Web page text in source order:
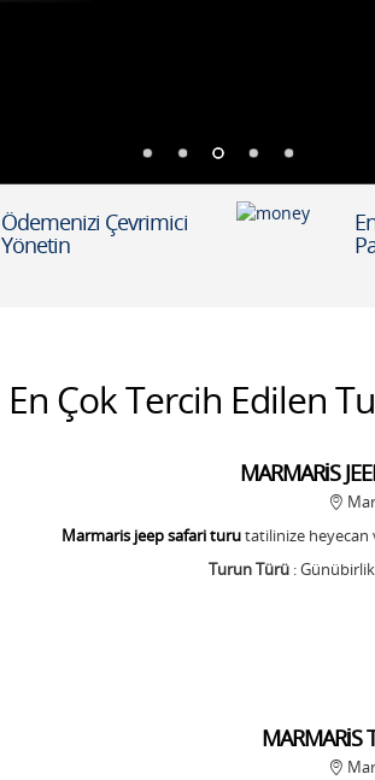
Ödemenizi Çevrimici
Yönetin
En Çok Tercih Edilen
MARMARİS
Marmaris jeep safari turutatilinize heyecan
Turun Türü :
MARMARİS